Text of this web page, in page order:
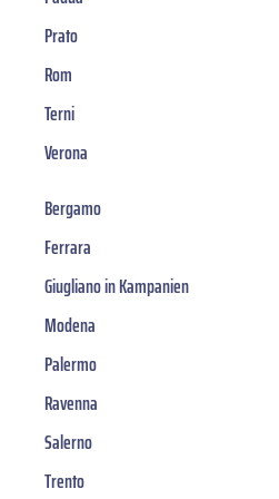
Prato
Rom
Terni
Verona
Bergamo
Ferrara
Giugliano in Kampanien
Modena
Palermo
Ravenna
Salerno
Trento